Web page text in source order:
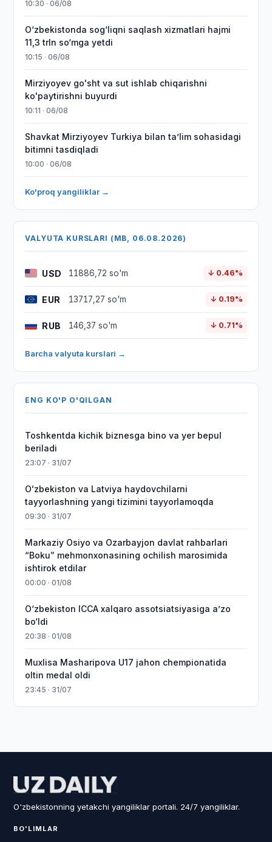
10:30 · 06/08
O‘zbekistonda sog‘liqni saqlash xizmatlari hajmi
11,3 trln so‘mga yetdi
10:15 · 06/08
Mirziyoyev go'sht va sut ishlab chiqarishni
ko'paytirishni buyurdi
10:11 · 06/08
Shavkat Mirziyoyev Turkiya bilan taʼlim sohasidagi
bitimni tasdiqladi
10:00 · 06/08
Ko'proq yangiliklar →
VALYUTA KURSLARI (MB, 06.08.2026)
USD 11886,72 so'm ↓ 0.46%
EUR 13717,27 so'm ↓ 0.19%
RUB 146,37 so'm ↓ 0.71%
Barcha valyuta kurslari →
ENG KO'P O'QILGAN
Toshkentda kichik biznesga bino va yer bepul
beriladi
23:07 · 31/07
Oʻzbekiston va Latviya haydovchilarni
tayyorlashning yangi tizimini tayyorlamoqda
09:30 · 31/07
Markaziy Osiyo va Ozarbayjon davlat rahbarlari
“Boku” mehmonxonasining ochilish marosimida
ishtirok etdilar
00:00 · 01/08
O‘zbekiston ICCA xalqaro assotsiatsiyasiga aʼzo
bo‘ldi
20:38 · 01/08
Muxlisa Masharipova U17 jahon chempionatida
oltin medal oldi
23:45 · 31/07
O'zbekistonning yetakchi yangiliklar portali. 24/7 yangiliklar.
BO'LIMLAR